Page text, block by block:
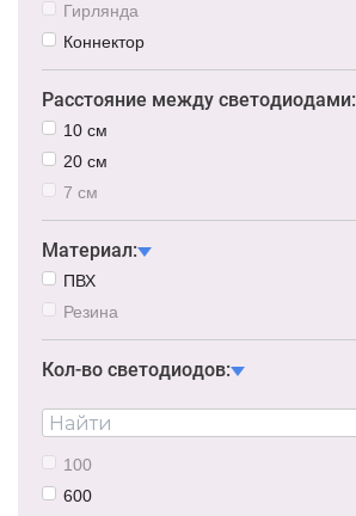
Гирлянда
Коннектор
Расстояние между светодиодами:
10 см
20 см
7 см
Материал:
ПВХ
Резина
Кол-во светодиодов:
100
600